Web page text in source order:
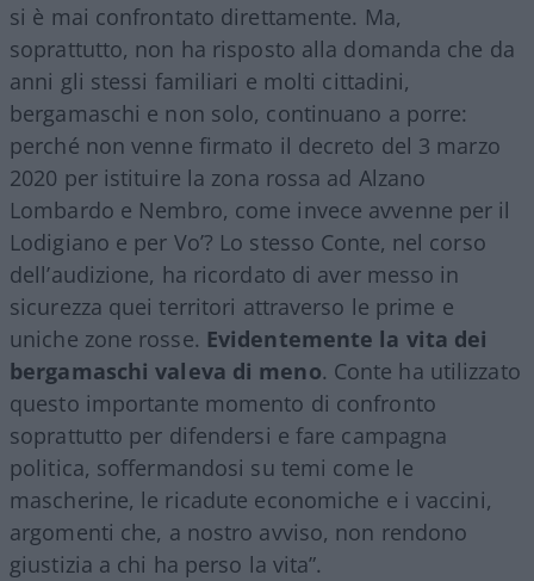
si è mai confrontato direttamente. Ma,
soprattutto, non ha risposto alla domanda che da
anni gli stessi familiari e molti cittadini,
bergamaschi e non solo, continuano a porre:
perché non venne firmato il decreto del 3 marzo
2020 per istituire la zona rossa ad Alzano
Lombardo e Nembro, come invece avvenne per il
Lodigiano e per Vo’? Lo stesso Conte, nel corso
dell’audizione, ha ricordato di aver messo in
sicurezza quei territori attraverso le prime e
uniche zone rosse. Evidentemente la vita dei
bergamaschi valeva di meno. Conte ha utilizzato
questo importante momento di confronto
soprattutto per difendersi e fare campagna
politica, soffermandosi su temi come le
mascherine, le ricadute economiche e i vaccini,
argomenti che, a nostro avviso, non rendono
giustizia a chi ha perso la vita”.